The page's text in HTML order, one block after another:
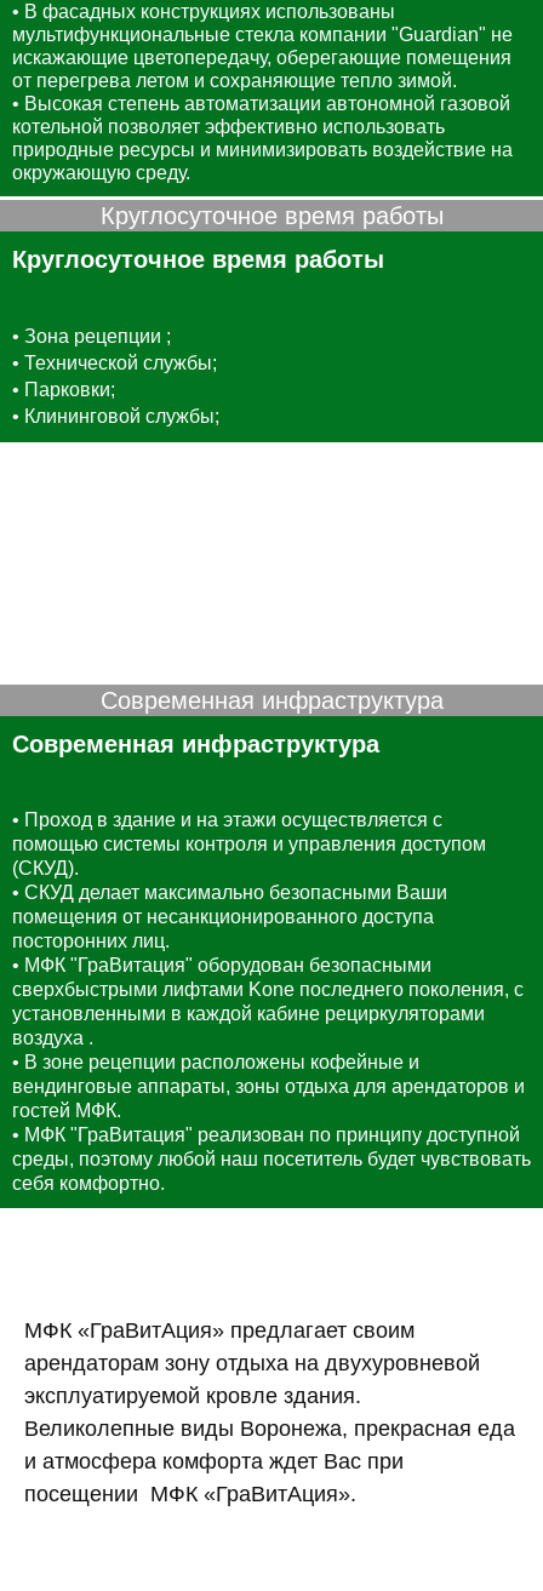
• В фасадных конструкциях использованы
мультифункциональные стекла компании "Guardian" не
искажающие цветопередачу, оберегающие помещения
от перегрева летом и сохраняющие тепло зимой.
• Высокая степень автоматизации автономной газовой
котельной позволяет эффективно использовать
природные ресурсы и минимизировать воздействие на
окружающую среду.
Круглосуточное время работы
Круглосуточное время работы
• Зона рецепции ;
• Технической службы;
• Парковки;
• Клининговой службы;
Современная инфраструктура
Современная инфраструктура
• Проход в здание и на этажи осуществляется с
помощью системы контроля и управления доступом
(СКУД).
• СКУД делает максимально безопасными Ваши
помещения от несанкционированного доступа
посторонних лиц.
• МФК "ГраВитация" оборудован безопасными
сверхбыстрыми лифтами Kone последнего поколения, с
установленными в каждой кабине рециркуляторами
воздуха .
• В зоне рецепции расположены кофейные и
вендинговые аппараты, зоны отдыха для арендаторов и
гостей МФК.
• МФК "ГраВитация" реализован по принципу доступной
среды, поэтому любой наш посетитель будет чувствовать
себя комфортно.
МФК «ГраВитАция» предлагает своим
арендаторам зону отдыха на двухуровневой
эксплуатируемой кровле здания.
Великолепные виды Воронежа, прекрасная еда
и атмосфера комфорта ждет Вас при
посещении МФК «ГраВитАция».